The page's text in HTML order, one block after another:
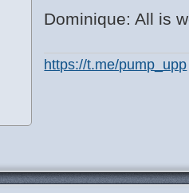
Dominique: All is
https://t.me/pump_upp